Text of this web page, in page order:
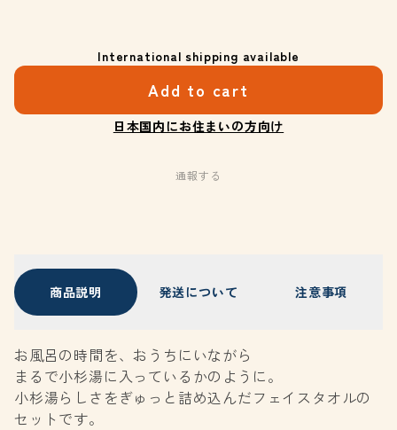
International shipping available
Add to cart
日本国内にお住まいの方向け
通報する
商品説明 発送について 注意事項
お風呂の時間を、おうちにいながら
まるで小杉湯に入っているかのように。
小杉湯らしさをぎゅっと詰め込んだフェイスタオルの
セットです。